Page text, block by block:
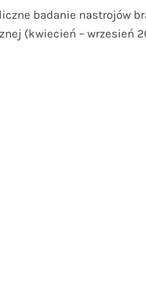
badanie nastrojów
(kwiecień – wrzesień